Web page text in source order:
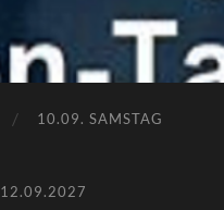
10.09. SAMSTAG